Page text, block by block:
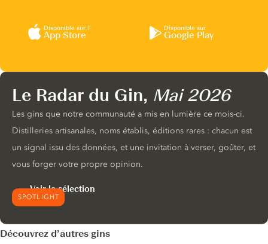
Disponible sur l’
App Store
Disponible sur
Google Play
SPOTLIGHT
Le Radar du Gin, Mai 2026
Les gins que notre communauté a mis en lumière ce mois-ci.
Distilleries artisanales, noms établis, éditions rares : chacun est
un signal issu des données, et une invitation à verser, goûter, et
vous forger votre propre opinion.
Voir la sélection
Découvrez d’autres gins